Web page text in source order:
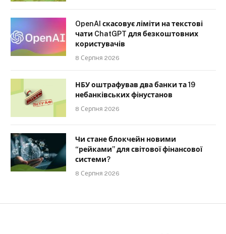
OpenAI скасовує ліміти на текстові
чати ChatGPT для безкоштовних
користувачів
8 Серпня 2026
НБУ оштрафував два банки та 19
небанківських фінустанов
8 Серпня 2026
Чи стане блокчейн новими
“рейками” для світової фінансової
системи?
8 Серпня 2026